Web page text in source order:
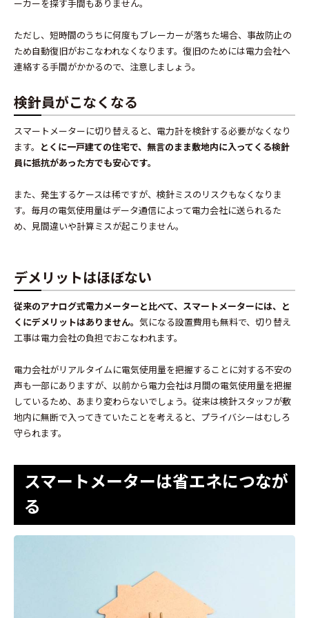
ーカーを探す手間もありません。
ただし、短時間のうちに何度もブレーカーが落ちた場合、事故防止の
ため自動復旧がおこなわれなくなります。復旧のためには電力会社へ
連絡する手間がかかるので、注意しましょう。
検針員がこなくなる
スマートメーターに切り替えると、電力計を検針する必要がなくなり
ます。 とくに一戸建ての住宅で、無言のまま敷地内に入ってくる検針
員に抵抗があった方でも安心です。
また、発生するケースは稀ですが、検針ミスのリスクもなくなりま
す。毎月の電気使用量はデータ通信によって電力会社に送られるた
め、見間違いや計算ミスが起こりません。
デメリットはほぼない
従来のアナログ式電力メーターと比べて、スマートメーターには、と
くにデメリットはありません。 気になる設置費用も無料で、切り替え
工事は電力会社の負担でおこなわれます。
電力会社がリアルタイムに電気使用量を把握することに対する不安の
声も一部にありますが、以前から電力会社は月間の電気使用量を把握
しているため、あまり変わらないでしょう。従来は検針スタッフが敷
地内に無断で入ってきていたことを考えると、プライバシーはむしろ
守られます。
スマートメーターは省エネにつなが
る